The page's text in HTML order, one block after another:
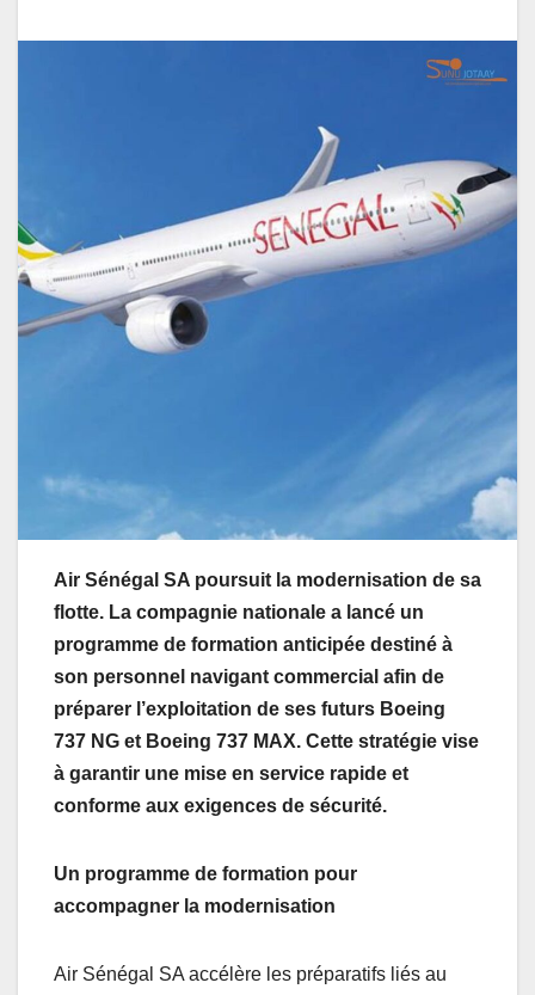
Air Sénégal SA poursuit la modernisation de sa
flotte. La compagnie nationale a lancé un
programme de formation anticipée destiné à
son personnel navigant commercial afin de
préparer l’exploitation de ses futurs Boeing
737 NG et Boeing 737 MAX. Cette stratégie vise
à garantir une mise en service rapide et
conforme aux exigences de sécurité.
Un programme de formation pour
accompagner la modernisation
Air Sénégal SA accélère les préparatifs liés au